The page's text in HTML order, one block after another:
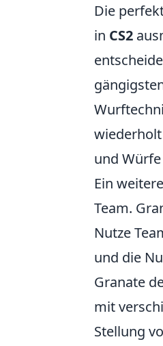
Die
in CS2
und
Ein
Team.
Nutze
und die
Granate
mit
Stellung